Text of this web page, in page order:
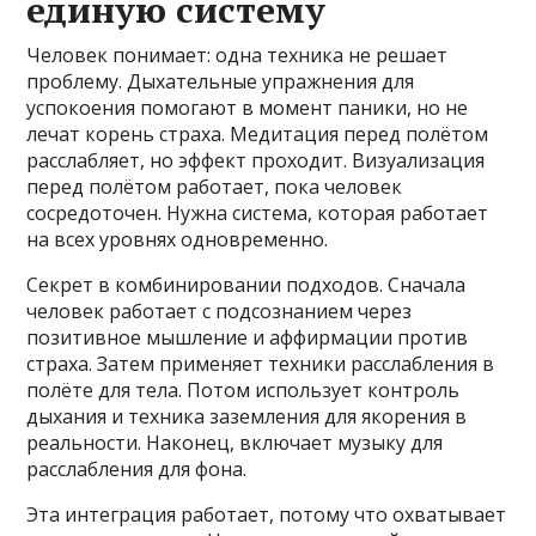
единую систему
Человек понимает: одна техника не решает
проблему. Дыхательные упражнения для
успокоения помогают в момент паники, но не
лечат корень страха. Медитация перед полётом
расслабляет, но эффект проходит. Визуализация
перед полётом работает, пока человек
сосредоточен. Нужна система, которая работает
на всех уровнях одновременно.
Секрет в комбинировании подходов. Сначала
человек работает с подсознанием через
позитивное мышление и аффирмации против
страха. Затем применяет техники расслабления в
полёте для тела. Потом использует контроль
дыхания и техника заземления для якорения в
реальности. Наконец, включает музыку для
расслабления для фона.
Эта интеграция работает, потому что охватывает